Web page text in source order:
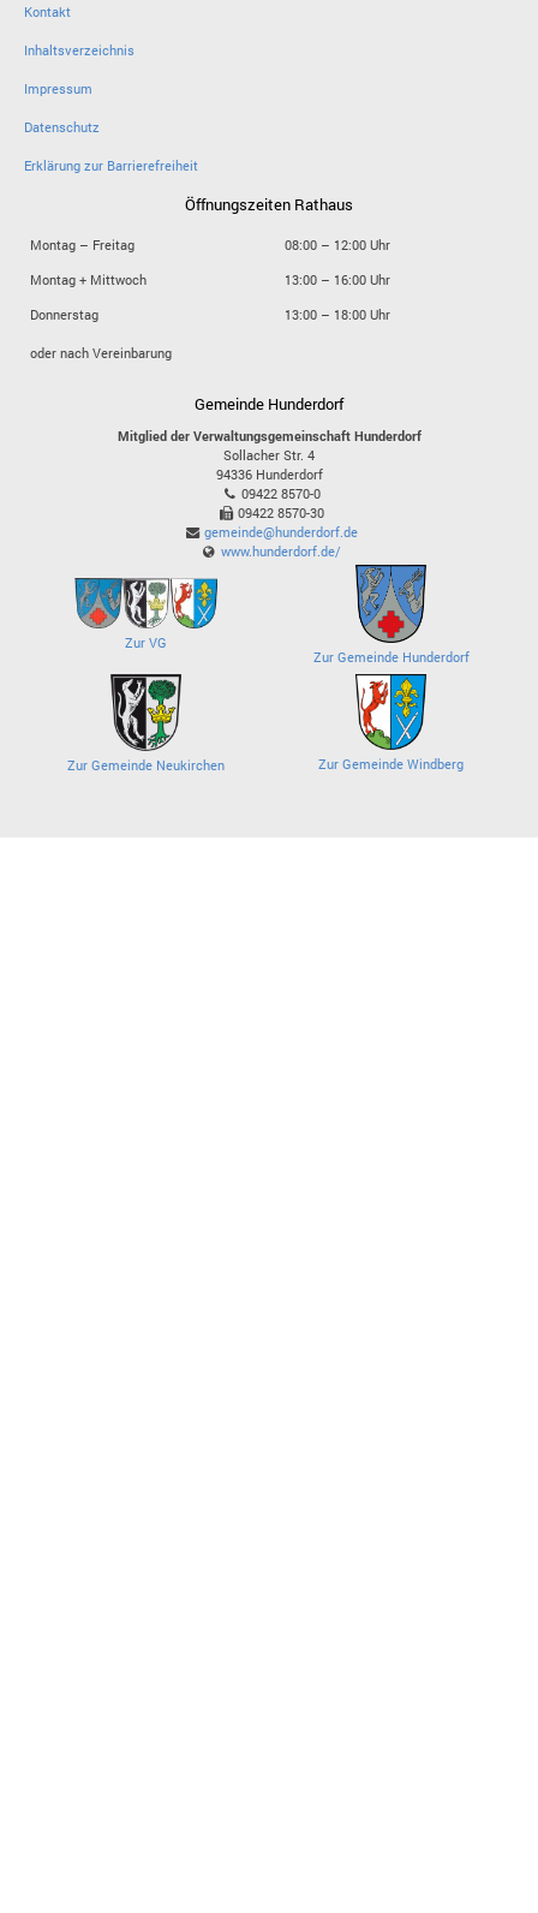
Kontakt
Inhaltsverzeichnis
Impressum
Datenschutz
Erklärung zur Barrierefreiheit
Öffnungszeiten Rathaus
Montag – Freitag
08:00 – 12:00 Uhr
Montag + Mittwoch
13:00 – 16:00 Uhr
Donnerstag
13:00 – 18:00 Uhr
oder nach Vereinbarung
Gemeinde Hunderdorf
Mitglied der Verwaltungsgemeinschaft Hunderdorf
Sollacher Str. 4
94336 Hunderdorf
09422 8570-0
09422 8570-30
gemeinde@hunderdorf.de
www.hunderdorf.de/
Zur VG
Zur Gemeinde Hunderdorf
Zur Gemeinde Neukirchen Zur Gemeinde Windberg